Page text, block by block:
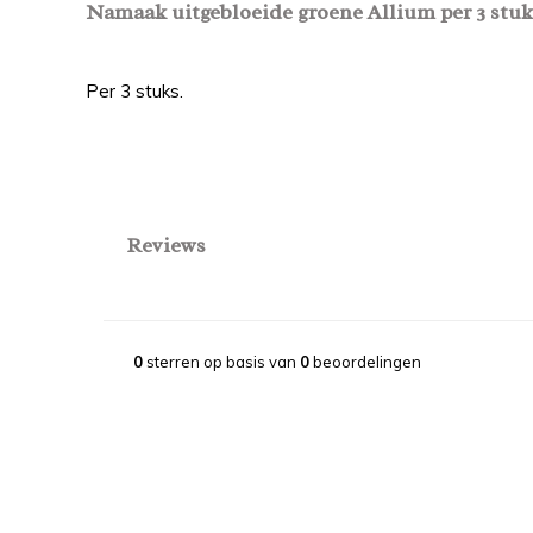
Namaak uitgebloeide groene Allium per 3
Per 3 stuks.
Reviews
0sterren op basis van 0beoordelingen